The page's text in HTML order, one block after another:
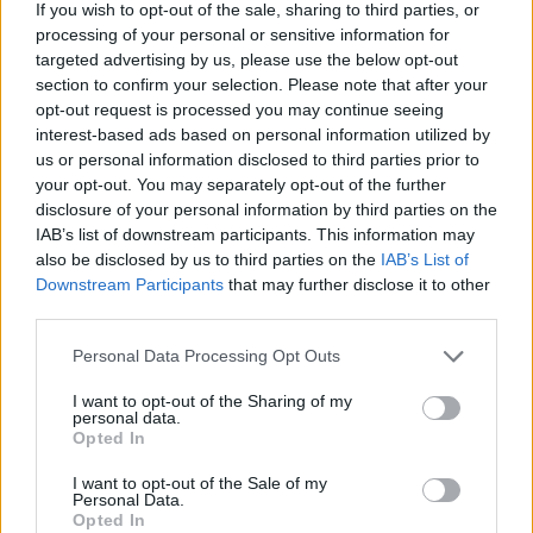
If you wish to opt-out of the sale, sharing to third parties, or
processing of your personal or sensitive information for
targeted advertising by us, please use the below opt-out
section to confirm your selection. Please note that after your
opt-out request is processed you may continue seeing
interest-based ads based on personal information utilized by
us or personal information disclosed to third parties prior to
your opt-out. You may separately opt-out of the further
disclosure of your personal information by third parties on the
IAB’s list of downstream participants. This information may
also be disclosed by us to third parties on the IAB’s List of
Downstream Participants that may further disclose it to other
Personal Data Processing Opt Outs
I want to opt-out of the Sharing of my
personal data.
Opted In
I want to opt-out of the Sale of my
Personal Data.
Opted In
«μπόσικο» σε κάποια αντεπίθεση.
Μπορεί η Λίβερπουλ; Σαφώς και μπορεί – γενικά
δείχνει ότι μπορεί φέτος να κάνει ωραία πράγματα,
αφού είναι η μοναδική ομάδα που πιέζει στην
Πρέμιερ το «τρένο» που λέγεται Μάντσεστερ Σίτι. Η
Νάπολι από την άλλη, βλέπει τη Γιουβέντους για
μια ακόμα χρονιά να κάνει «πασαρέλα» στο
«Καμπιονάτο» και ψάχνει τη διάκριση στην Ευρώπη.
Όλα αυτά μας υπόσχονται ένα πολύ ενδιαφέρον
παιχνίδι, που θα γίνει ακόμα πιο «πιπεράτο» αν μια
από τις δυο ομάδες σκοράρει νωρίς. Μπείτε στο
Pamestoixima.gr
, για να «μαντέψετε» ποια από τις
δυο ομάδες θα σκοράρει πρώτη, ποιος θα πετύχει
δεκάδες ακόμα στοιχηματικές επιλογές.